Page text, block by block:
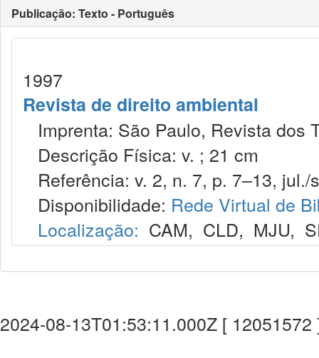
Publicação: Texto - Português
1997
Revista de direito ambiental
Imprenta: São Paulo, Revista dos
Descrição Física: v. ; 21 cm
Referência: v. 2, n. 7, p. 7–13, jul./
Disponibilidade: Rede Virtual de
Localização: CAM, CLD, MJU,
2024-08-13T01:53:11.000Z [ 12051572